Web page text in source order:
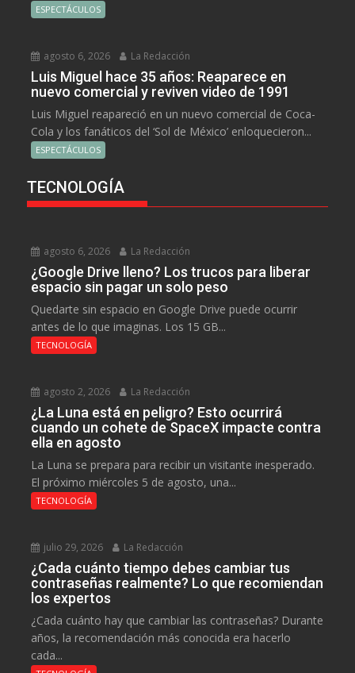
ESPECTÁCULOS
agosto 6, 2026 La Redacción
Luis Miguel hace 35 años: Reaparece en
nuevo comercial y reviven video de 1991
Luis Miguel reapareció en un nuevo comercial de Coca-
Cola y los fanáticos del ‘Sol de México’ enloquecieron...
ESPECTÁCULOS
TECNOLOGÍA
agosto 6, 2026 La Redacción
¿Google Drive lleno? Los trucos para liberar
espacio sin pagar un solo peso
Quedarte sin espacio en Google Drive puede ocurrir
antes de lo que imaginas. Los 15 GB...
TECNOLOGÍA
agosto 2, 2026 La Redacción
¿La Luna está en peligro? Esto ocurrirá
cuando un cohete de SpaceX impacte contra
ella en agosto
La Luna se prepara para recibir un visitante inesperado.
El próximo miércoles 5 de agosto, una...
TECNOLOGÍA
julio 29, 2026 La Redacción
¿Cada cuánto tiempo debes cambiar tus
contraseñas realmente? Lo que recomiendan
los expertos
¿Cada cuánto hay que cambiar las contraseñas? Durante
años, la recomendación más conocida era hacerlo
cada...